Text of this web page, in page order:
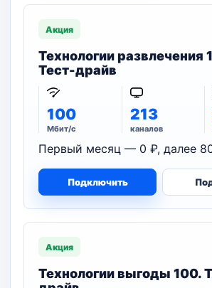
Акция
Технологии развлечения
Тест-драйв
100
Мбит/с
213
каналов
Первый месяц — 0 ₽, далее
Подключить
Акция
Технологии выгоды 100.